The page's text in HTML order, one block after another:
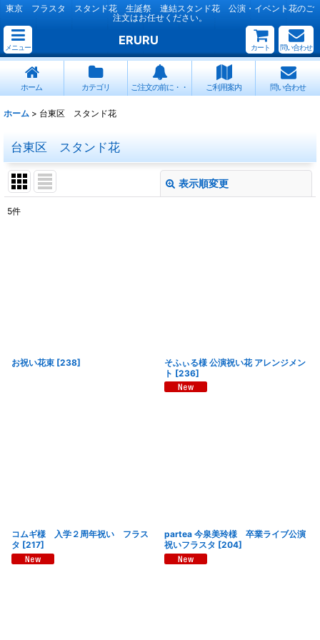
東京 フラスタ スタンド花 生誕祭 連結スタンド花 公演・イベント花のご
注文はお任せください。
メニュー
ERURU
カート 問い合わせ
ホーム カテゴリ ご注文の前に・・ ご利用案内 問い合わせ
ホーム > 台東区 スタンド花
台東区 スタンド花
表示順変更
5件
お祝い花束 [238]
そふぃる様 公演祝い花 アレンジメン
ト [236]
コムギ様 入学２周年祝い フラス
タ [217]
partea 今泉美玲様 卒業ライブ公演
祝いフラスタ [204]